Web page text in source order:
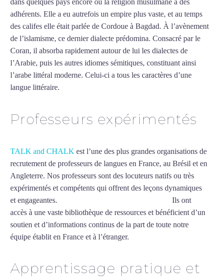
dans quelques pays encore où la religion musulmane a des
adhérents. Elle a eu autrefois un empire plus vaste, et au temps
des califes elle était parlée de Cordoue à Bagdad. À l’avènement
de l’islamisme, ce dernier dialecte prédomina. Consacré par le
Coran, il absorba rapidement autour de lui les dialectes de
l’Arabie, puis les autres idiomes sémitiques, constituant ainsi
l’arabe littéral moderne. Celui-ci a tous les caractères d’une
langue littéraire.
Professeurs expérimentés
TALK and CHALK est l’une des plus grandes organisations de
recrutement de professeurs de langues en France, au Brésil et en
Angleterre. Nos professeurs sont des locuteurs natifs ou très
expérimentés et compétents qui offrent des leçons dynamiques
et engageantes.
Ils ont
accès à une vaste bibliothèque de ressources et bénéficient d’un
soutien et d’informations continus de la part de toute notre
équipe établit en France et à l’étranger.
Apprentissage pratique et